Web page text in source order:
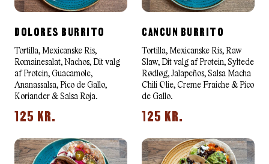
DOLORES BURRITO
Tortilla, Mexicanske Ris,
Romainesalat, Nachos, Dit valg
af Protein, Guacamole,
Ananassalsa, Pico de Gallo,
Koriander & Salsa Roja.
125 KR.
CANCUN BURRITO
Tortilla, Mexicanske Ris, Raw
Slaw, Dit valg af Protein, Syltede
Rødløg, Jalapeños, Salsa Macha
Chili Olie, Creme Fraiche & Pico
de Gallo.
125 KR.